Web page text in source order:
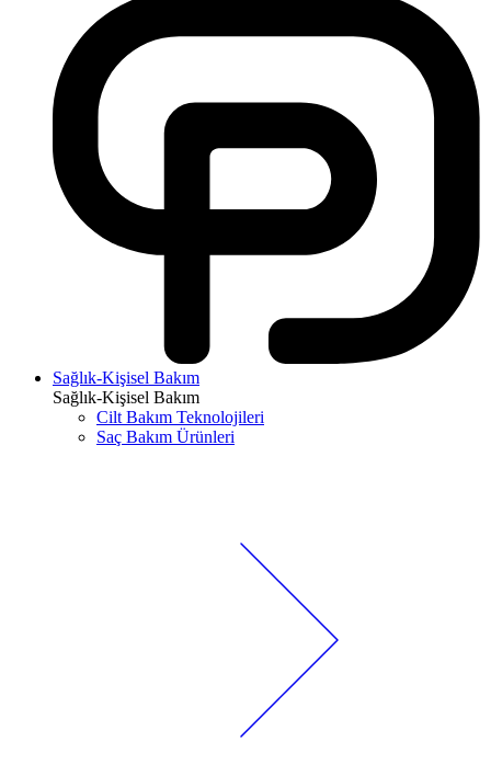
Sağlık-Kişisel Bakım
Sağlık-Kişisel Bakım
Cilt Bakım Teknolojileri
Saç Bakım Ürünleri